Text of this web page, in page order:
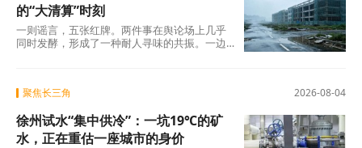
的“大清算”时刻
一则谣言，五张红牌。两件事在舆论场上几乎
同时发酵，形成了一种耐人寻味的共振。一边
2026-08-04
聚焦长三角
徐州试水“集中供冷”：一坑19℃的矿
水，正在重估一座城市的身价